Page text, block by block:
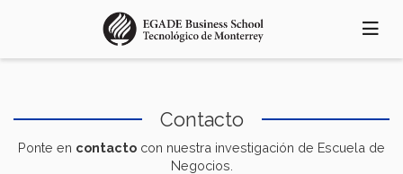
principal
Contacto
Ponte en contacto con nuestra investigación de Escuela de
Negocios.